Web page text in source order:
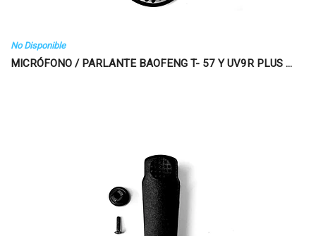
No Disponible
MICRÓFONO / PARLANTE BAOFENG T- 57 Y UV9R PLUS ...